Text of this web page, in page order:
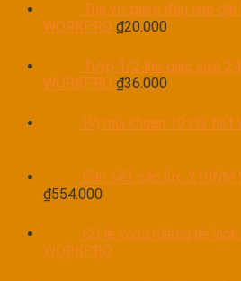
Tua vít bake đầu nhỏ
WORKPRO ₫20.000
Tuýp 1/2 lục giác size
WORKPRO ₫36.000
Bộ mũi khoan 19 chi tiết
Cần siết cân lực 210NM
₫554.000
Cờ lê vòng miệng hệ
WORKPRO